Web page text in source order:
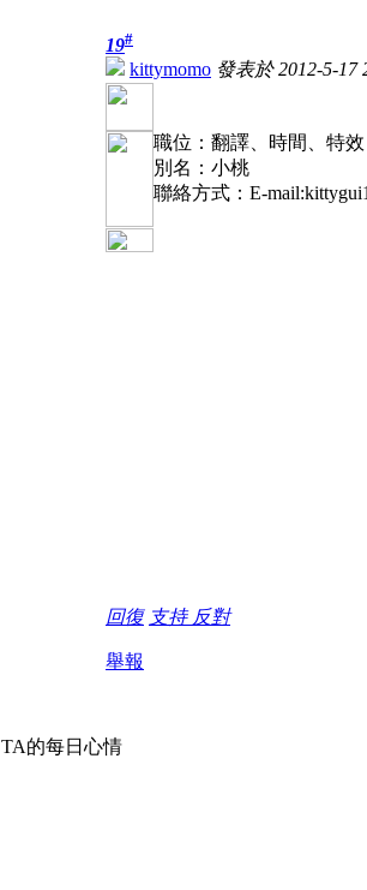
19#
kittymomo 發表於 2012-5-17
職位：翻譯、時間、特效
別名：小桃
聯絡方式：E-
回復 支持 反對
舉報
TA的每日心情